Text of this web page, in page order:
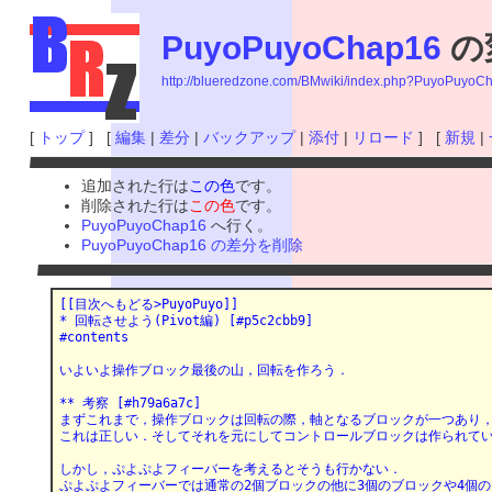
PuyoPuyoChap16 の
http://blueredzone.com/BMwiki/
[ トップ] [ 編集| 差分 | バックアップ| 添付| リロード ] [ 新規 |
追加された行はこの色です。
削除された行はこの色です。
PuyoPuyoChap16 へ行く。
PuyoPuyoChap16 の差分を削除
[[目次へもどる>PuyoPuyo]]
* 回転させよう(Pivot編) [#p5c2cbb9]
#contents
いよいよ操作ブロック最後の山，回転を作ろう．
** 考察 [#h79a6a7c]
まずこれまで，操作ブロックは回転の際，軸となるブロックが一つあり
これは正しい．そしてそれを元にしてコントロールブロックは作られて
しかし，ぷよぷよフィーバーを考えるとそうも行かない．
ぷよぷよフィーバーでは通常の2個ブロックの他に3個のブロックや4個